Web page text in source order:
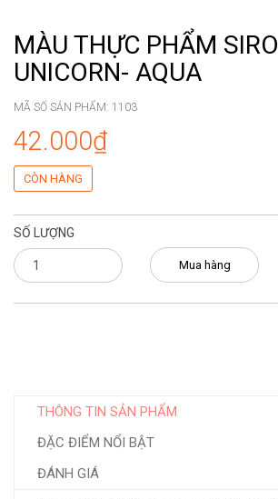
MÀU THỰC PHẨM SIRO
UNICORN- AQUA
MÃ SỐ SẢN PHẨM: 1103
42.000₫
CÒN HÀNG
SỐ LƯỢNG
Mua hàng
THÔNG TIN SẢN PHẨM
ĐẶC ĐIỂM NỔI BẬT
ĐÁNH GIÁ